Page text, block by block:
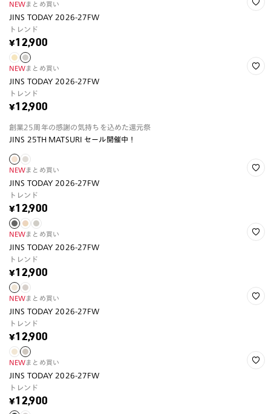
NEWまとめ買い
JINS TODAY 2026-27FW
トレンド
¥12,900
NEWまとめ買い
JINS TODAY 2026-27FW
トレンド
¥12,900
創業25周年の感謝の気持ちを込めた還元祭
JINS 25TH MATSURI セール開催中！
NEWまとめ買い
JINS TODAY 2026-27FW
トレンド
¥12,900
NEWまとめ買い
JINS TODAY 2026-27FW
トレンド
¥12,900
NEWまとめ買い
JINS TODAY 2026-27FW
トレンド
¥12,900
NEWまとめ買い
JINS TODAY 2026-27FW
トレンド
¥12,900